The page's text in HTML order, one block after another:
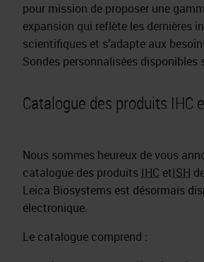
pour mission de proposer une
expansion qui reflète les dernières
scientifiques et s’adapte aux
Sondes personnalisées disponibles
Catalogue des produits IHC
Nous sommes heureux de vous
catalogue des produits IHC etISH
Leica Biosystems est désormais
électronique.
Le catalogue comprend :